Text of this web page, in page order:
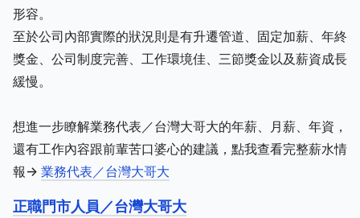
形容。
至於公司內部實際的狀況則是有升遷管道、固定加薪、年終
獎金、公司制度完善、工作環境佳、三節獎金以及薪資成長
緩慢。
想進一步瞭解業務代表／台灣大哥大的年薪、月薪、年資，
還有工作內容跟前輩苦口婆心的建議，點我查看完整薪水情
報-> 業務代表／台灣大哥大
正職門市人員／台灣大哥大